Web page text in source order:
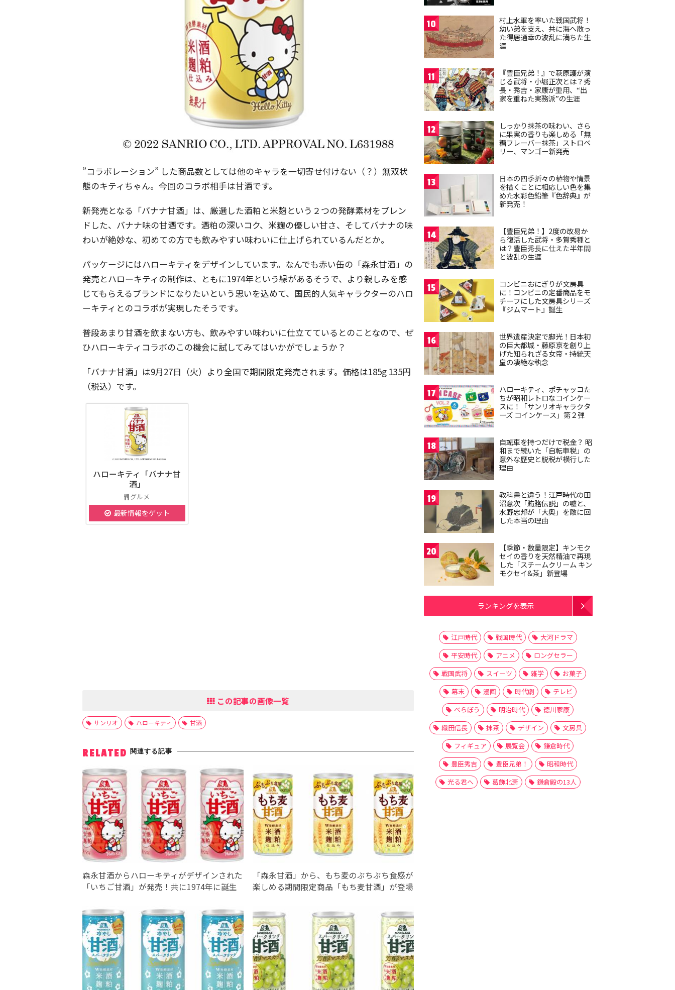
”コラボレーション” した商品数としては他のキャラを一切寄せ付けない（？）無双状
態のキティちゃん。今回のコラボ相手は甘酒です。
新発売となる「バナナ甘酒」は、厳選した酒粕と米麹という２つの発酵素材をブレン
ドした、バナナ味の甘酒です。酒粕の深いコク、米麹の優しい甘さ、そしてバナナの味
わいが絶妙な、初めての方でも飲みやすい味わいに仕上げられているんだとか。
パッケージにはハローキティをデザインしています。なんでも赤い缶の「森永甘酒」の
発売とハローキティの制作は、ともに1974年という縁があるそうで、より親しみを感
じてもらえるブランドになりたいという思いを込めて、国民的人気キャラクターのハロ
ーキティとのコラボが実現したそうです。
普段あまり甘酒を飲まない方も、飲みやすい味わいに仕立てているとのことなので、ぜ
ひハローキティコラボのこの機会に試してみてはいかがでしょうか？
「バナナ甘酒」は9月27日（火）より全国で期間限定発売されます。価格は185g 135円
（税込）です。
ハローキティ「バナナ甘
酒」
グルメ
最新情報をゲット
この記事の画像一覧
サンリオ ハローキティ 甘酒
RELATED 関連する記事
森永甘酒からハローキティがデザインされた
「いちご甘酒」が発売！共に1974年に誕生
「森永甘酒」から、もち麦のぷちぷち食感が
楽しめる期間限定商品「もち麦甘酒」が登場
10
村上水軍を率いた戦国武将！
幼い弟を支え、共に海へ散っ
た得居通幸の波乱に満ちた生
涯
11
『豊臣兄弟！』で萩原護が演
じる武将・小堀正次とは？秀
長・秀吉・家康が重用、“出
家を重ねた実務派”の生涯
12
しっかり抹茶の味わい、さら
に果実の香りも楽しめる「無
糖フレーバー抹茶」ストロベ
リー、マンゴー新発売
13
日本の四季折々の植物や情景
を描くことに相応しい色を集
めた水彩色鉛筆『色辞典』が
新発売！
14
【豊臣兄弟！】2度の改易か
ら復活した武将・多賀秀種と
は？豊臣秀長に仕えた半年間
と波乱の生涯
15
コンビニおにぎりが文房具
に！コンビニの定番商品をモ
チーフにした文房具シリーズ
『ジムマート』誕生
16
世界遺産決定で脚光！日本初
の巨大都城・藤原京を創り上
げた知られざる女帝・持統天
皇の凄絶な執念
17
ハローキティ、ポチャッコた
ちが昭和レトロなコインケー
スに！「サンリオキャラクタ
ーズ コインケース」第２弾
18
自転車を持つだけで税金？ 昭
和まで続いた「自転車税」の
意外な歴史と脱税が横行した
理由
19
教科書と違う！江戸時代の田
沼意次「賄賂伝説」の嘘と、
水野忠邦が「大奥」を敵に回
した本当の理由
20
【季節・数量限定】キンモク
セイの香りを天然精油で再現
した「スチームクリーム キン
モクセイ&茶」新登場
ランキングを表示
江戸時代 戦国時代
大河ドラマ
平安時代
アニメ
ロングセラー
戦国武将
スイーツ 雑学
お菓子
幕末
漫画 時代劇
テレビ
べらぼう
明治時代
徳川家康
織田信長
抹茶 デザイン
文房具
フィギュア
展覧会
鎌倉時代
豊臣秀吉
豊臣兄弟！
昭和時代
光る君へ
葛飾北斎 鎌倉殿の13人